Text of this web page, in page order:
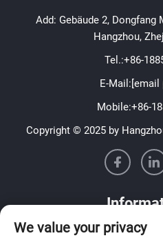
Add: Gebäude 2, Dongfang
Hangzhou,
Tel.:+86-
E-Mail:[email
Mobile:+86-
Copyright © 2025 by
Melden Sie sich für unseren
We value your privacy